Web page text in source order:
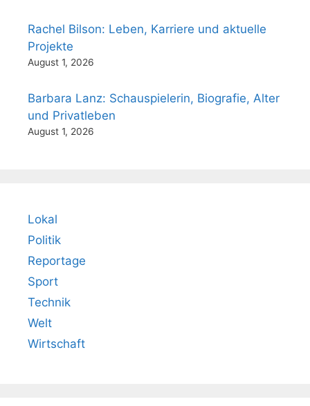
Rachel Bilson: Leben, Karriere und aktuelle
Projekte
August 1, 2026
Barbara Lanz: Schauspielerin, Biografie, Alter
und Privatleben
August 1, 2026
Lokal
Politik
Reportage
Sport
Technik
Welt
Wirtschaft